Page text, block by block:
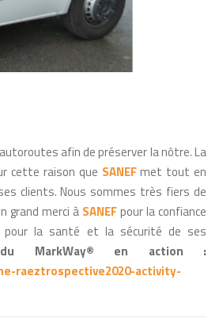
afin de préserver la nôtre. La
cette raison que SANEFmet tout en
clients. Nous sommes très fiers de
grand merci à SANEFpour la confiance
pour la santé et la sécurité de ses
MarkWay® en action :
raeztrospective2020-activity-